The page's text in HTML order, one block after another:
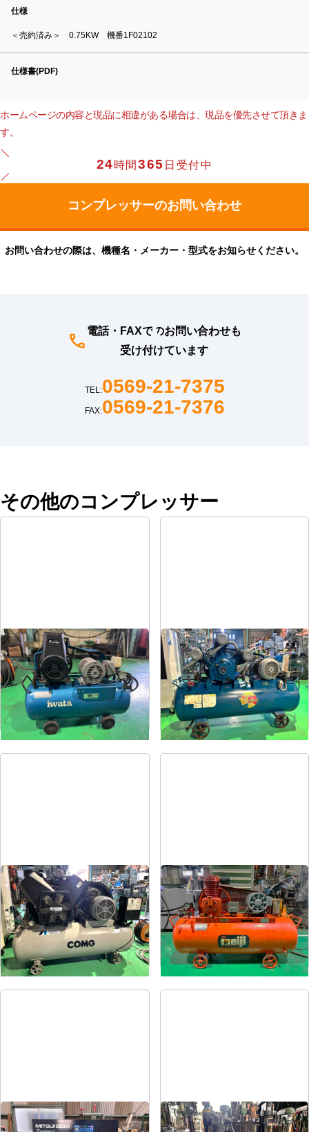
仕様
＜売約済み＞ 0.75KW 機番1F02102
仕様書(PDF)
ホームページの内容と現品に相違がある場合は、現品を優先させて頂きま
す。
24時間365 日受付中
お問い合わせの際は、機種名・メーカー・型式をお知らせください。
電話・FAXでのお問い合わせも
受け付けています
TEL:0569-21-7375
FAX:0569-21-7376
その他のコンプレッサー
コンプレッサー
メーカー 岩田
式SP-07CP
式1984
コンプレッサー
メーカー 富士
形 式 FS-75
年 式1997
コンプレッサー
メーカー アネスト岩田
形 式TLP55-10
年 式2004
コンプレッサー
メーカー 明治
形 式H-2
年 式1981
コンプレッサー コンプレッサー